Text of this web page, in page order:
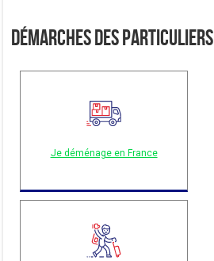
Démarches des particuliers
Je déménage en France